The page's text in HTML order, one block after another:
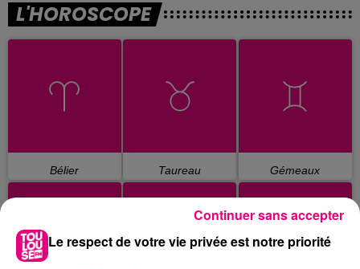
L'HOROSCOPE
Bélier Taureau Gémeaux
Le respect de votre vie privée est notre priorité
Continuer sans accepter